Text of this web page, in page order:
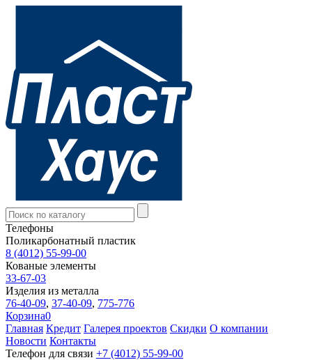
Телефоны
Поликарбонатный пластик
8 (4012) 55-99-00
Кованые элементы
33-67-03
Изделия из металла
76-40-09, 37-40-09, 775-776
Корзина0
Главная Кредит Галерея проектов Скидки О компании
Новости Контакты
Телефон для связи +7 (4012) 55-99-00